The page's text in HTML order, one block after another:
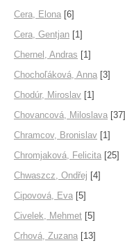
Cera, Elona [6]
Cera, Gentjan [1]
Chernel, Andras [1]
Chochoľáková, Anna [3]
Chodúr, Miroslav [1]
Chovancová, Miloslava [37]
Chramcov, Bronislav [1]
Chromjaková, Felicita [25]
Chwaszcz, Ondřej [4]
Cipovová, Eva [5]
Civelek, Mehmet [5]
Crhová, Zuzana [13]